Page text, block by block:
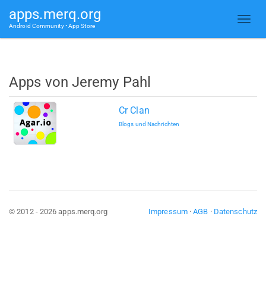
apps.merq.org
Android Community • App Store
Apps von Jeremy Pahl
Cr Clan
Blogs und Nachrichten
Impressum·AGB · Datenschutz
© 2012 - 2026 apps.merq.org